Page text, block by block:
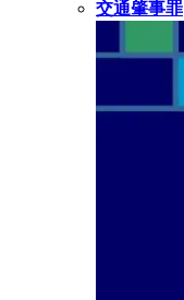
交通肇事罪